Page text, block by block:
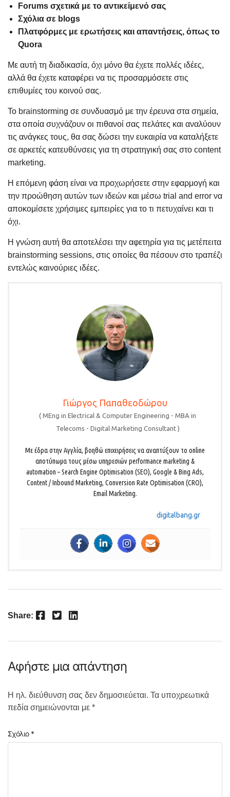
Forums σχετικά με το αντικείμενό σας
Σχόλια σε blogs
Πλατφόρμες με ερωτήσεις και απαντήσεις, όπως το
Quora
Με αυτή τη διαδικασία, όχι μόνο θα έχετε πολλές ιδέες,
αλλά θα έχετε καταφέρει να τις προσαρμόσετε στις
επιθυμίες του κοινού σας.
Το brainstorming σε συνδυασμό με την έρευνα στα σημεία,
στα οποία συχνάζουν οι πιθανοί σας πελάτες και αναλύουν
τις ανάγκες τους, θα σας δώσει την ευκαιρία να καταλήξετε
σε αρκετές κατευθύνσεις για τη στρατηγική σας στο content
marketing.
Η επόμενη φάση είναι να προχωρήσετε στην εφαρμογή και
την προώθηση αυτών των ιδεών και μέσω trial and error να
αποκομίσετε χρήσιμες εμπειρίες για το τι πετυχαίνει και τι
όχι.
Η γνώση αυτή θα αποτελέσει την αφετηρία για τις μετέπειτα
brainstorming sessions, στις οποίες θα πέσουν στο τραπέζι
εντελώς καινούριες ιδέες.
Γιώργος Παπαθεοδώρου
( MEng in Electrical & Computer Engineering - MBA in
Telecoms - Digital Marketing Consultant )
Με έδρα στην Αγγλία, βοηθώ επιχειρήσεις να αναπτύξουν τo online
αποτύπωμα τους μέσω υπηρεσιών performance marketing &
automation – Search Engine Optimisation (SEO), Google & Bing Ads,
Content / Inbound Marketing, Conversion Rate Optimisation (CRO),
Email Marketing.
digitalbang.gr
Share: Facebook Twitter LinkedIn
Αφήστε μια απάντηση
Η ηλ. διεύθυνση σας δεν δημοσιεύεται. Τα υποχρεωτικά
πεδία σημειώνονται με *
Σχόλιο *